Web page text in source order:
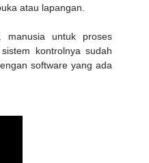
atau lapangan.
manusia untuk proses
kontrolnya sudah
software yang ada